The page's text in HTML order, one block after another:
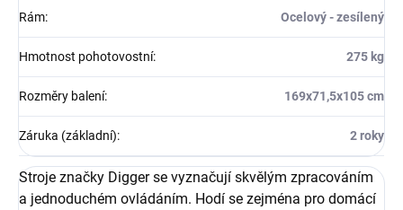
Rám: Ocelový - zesílený
Hmotnost pohotovostní: 275 kg
Rozměry balení: 169x71,5x105 cm
Záruka (základní): 2 roky
Stroje značky Digger se vyznačují skvělým zpracováním
a jednoduchém ovládáním. Hodí se zejména pro domácí